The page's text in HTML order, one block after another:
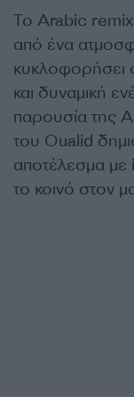
Το Arabic remix
από ένα
κυκλοφορήσει
και δυναμική
παρουσία της
του Oualid
αποτέλεσμα
το κοινό στον